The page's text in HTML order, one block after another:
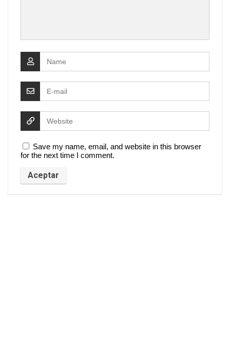
Save my name, email, and website in this browser
for the next time I comment.